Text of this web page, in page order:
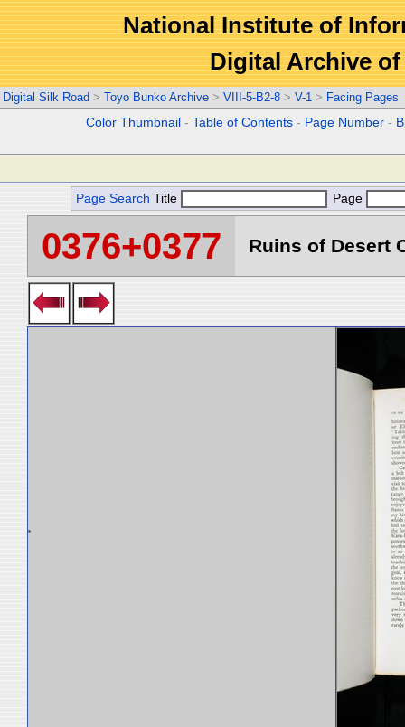
National Institute of
Digital Archive
Digital Silk Road > Toyo Bunko Archive > VIII-5-B2-8 > V-1 > Facing Pages
Color Thumbnail -Table of Contents - Page Number -
Page Search Title Page
0376+0377 Ruins of Desert